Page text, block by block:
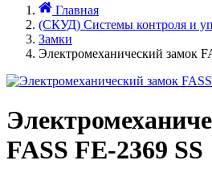
Главная
(СКУД) Системы контроля и
Замки
Электромеханический замок
FASS FE-2369 SS